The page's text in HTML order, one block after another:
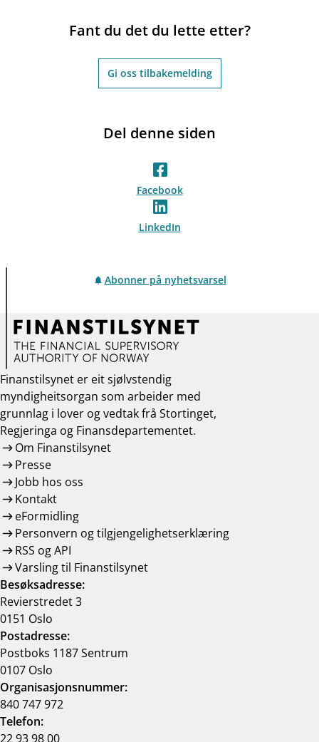
Fant du det du lette etter?
Gi oss tilbakemelding
Del denne siden
Facebook
LinkedIn
Abonner på nyhetsvarsel
Finanstilsynet er eit sjølvstendig
myndigheitsorgan som arbeider med
grunnlag i lover og vedtak frå Stortinget,
Regjeringa og Finansdepartementet.
Om Finanstilsynet
Presse
Jobb hos oss
Kontakt
eFormidling
Personvern og tilgjengelighetserklæring
RSS og API
Varsling til Finanstilsynet
Besøksadresse:
Revierstredet 3
0151 Oslo
Postadresse:
Postboks 1187 Sentrum
0107 Oslo
Organisasjonsnummer:
840 747 972
Telefon:
22 93 98 00